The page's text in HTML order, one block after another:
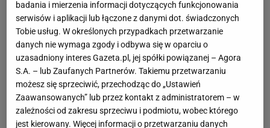
badania i mierzenia informacji dotyczących funkcjonowania
serwisów i aplikacji lub łączone z danymi dot. świadczonych
Tobie usług. W określonych przypadkach przetwarzanie
danych nie wymaga zgody i odbywa się w oparciu o
uzasadniony interes Gazeta.pl, jej spółki powiązanej – Agora
S.A. – lub Zaufanych Partnerów. Takiemu przetwarzaniu
możesz się sprzeciwić, przechodząc do „Ustawień
Zaawansowanych” lub przez kontakt z administratorem – w
zależności od zakresu sprzeciwu i podmiotu, wobec którego
jest kierowany. Więcej informacji o przetwarzaniu danych